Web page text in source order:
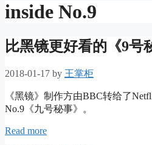
inside No.9
比黑镜更好看的《9号
2018-01-17 by 王掌柜
《黑镜》制作方由BBC转给了
No.9《九号秘事》。
Read more